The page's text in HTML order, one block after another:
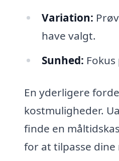
Variation:
have valgt.
Sunhed:
En yderligere
kostmuligheder.
finde en
for at tilpasse